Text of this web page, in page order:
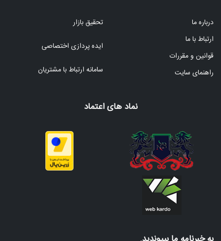
درباره ما
ارتباط با ما
قوانین و مقررات
راهنمای سایت
تحقیق بازار
ایده پردازی اختصاصی
سامانه ارتباط با مشتریان
نماد های اعتماد